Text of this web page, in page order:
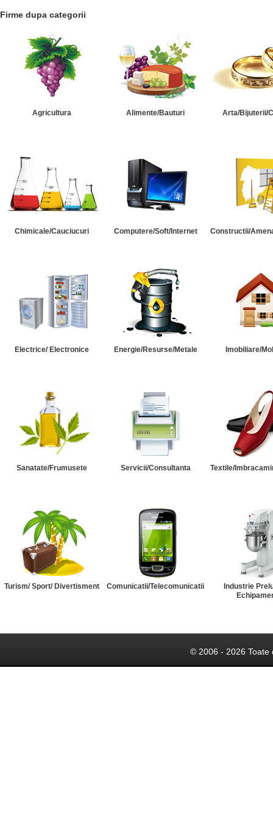
Firme dupa categorii
Agricultura Alimente/Bauturi Arta/Bijuterii/
Chimicale/Cauciucuri Computere/Soft/Internet Constructii/
Electrice/ Electronice Energie/Resurse/Metale Imobiliare/
Sanatate/Frumusete Servicii/Consultanta Textile/
Turism/ Sport/ Divertisment Comunicatii/Telecomunicatii
Industrie
© 2006 - 2026